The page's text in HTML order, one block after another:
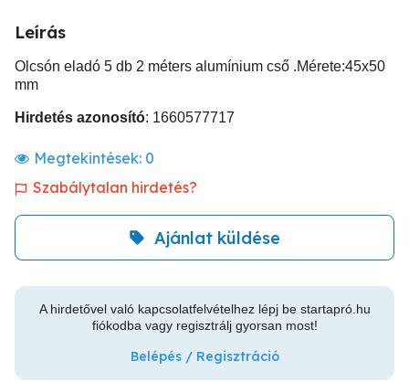
Leírás
Olcsón eladó 5 db 2 méters alumínium cső .Mérete:45x50
mm
Hirdetés azonosító: 1660577717
Megtekintések: 0
Szabálytalan hirdetés?
Ajánlat küldése
A hirdetővel való kapcsolatfelvételhez lépj be startapró.hu
fiókodba vagy regisztrálj gyorsan most!
Belépés / Regisztráció